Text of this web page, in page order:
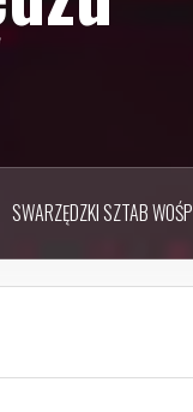
SWARZĘDZKI SZTAB WOŚP